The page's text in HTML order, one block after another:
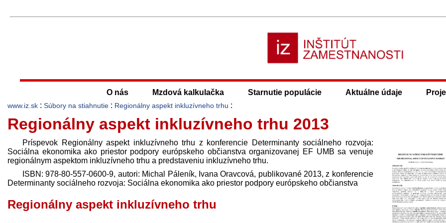
O nás Mzdová kalkulačka Starnutie populácie Aktuálne údaje
www.iz.sk : Súbory na stiahnutie : Regionálny aspekt inkluzívneho trhu :
Regionálny aspekt inkluzívneho trhu 2013
Príspevok Regionálny aspekt inkluzívneho trhu z konferencie Determinanty sociálneho rozvoja:
Sociálna ekonomika ako priestor podpory európskeho občianstva organizovanej EF UMB sa venuje
regionálnym aspektom inkluzívneho trhu a pred­staveniu inkluzívneho trhu.
ISBN:978-80-557-0600-9, autori: Michal Páleník, Ivana Oravcová, publikované 2013, z konferencie
Determinanty sociálneho rozvoja: Sociálna ekonomika ako priestor podpory európskeho občianstva
Regionálny aspekt inkluzívneho trhu